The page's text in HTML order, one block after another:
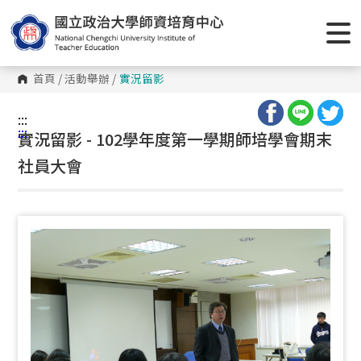
到
主
要
內
容
區 首頁 /活動舉辦 / 實況留影
:::
:::
實況留影 - 102學年度第一學期師培學會期末
社員大會